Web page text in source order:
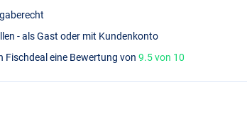
- als Gast oder mit Kundenkonto
Fischdeal eine Bewertung von9.5 von 10